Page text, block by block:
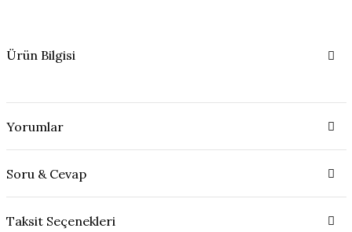
Ürün Bilgisi
Yorumlar
Soru & Cevap
Taksit Seçenekleri